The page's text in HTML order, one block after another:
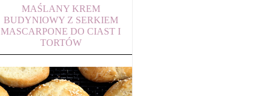
MAŚLANY KREM
BUDYNIOWY Z SERKIEM
MASCARPONE DO CIAST I
TORTÓW